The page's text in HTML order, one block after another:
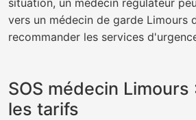
situation, un médecin régulateur
vers un médecin de garde Limours
recommander les services
SOS médecin
les tarifs